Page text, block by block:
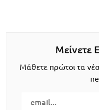
Μείνετε
Μάθετε πρώτοι τα